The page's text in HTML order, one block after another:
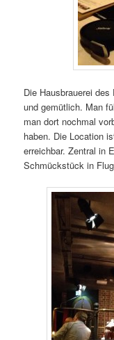
Die Hausbrauerei
und gemütlich. Man
man dort nochmal
haben. Die Location
erreichbar. Zentral in
Schmückstück in